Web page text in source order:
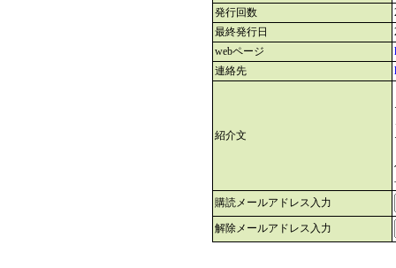
発行回数
最終発行日
webページ
連絡先
紹介文
購読メールアドレス入力
解除メールアドレス入力